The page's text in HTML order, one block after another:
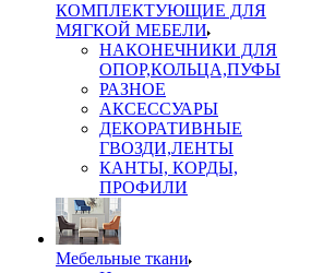
КОМПЛЕКТУЮЩИЕ ДЛЯ
МЯГКОЙ МЕБЕЛИ
НАКОНЕЧНИКИ ДЛЯ
ОПОР,КОЛЬЦА,ПУФЫ
РАЗНОЕ
АКСЕССУАРЫ
ДЕКОРАТИВНЫЕ
ГВОЗДИ,ЛЕНТЫ
КАНТЫ, КОРДЫ,
ПРОФИЛИ
Мебельные ткани